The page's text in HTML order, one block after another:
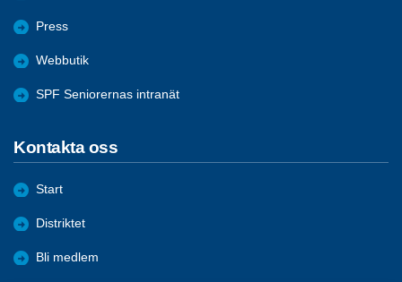
Press
Webbutik
SPF Seniorernas intranät
Kontakta oss
Start
Distriktet
Bli medlem